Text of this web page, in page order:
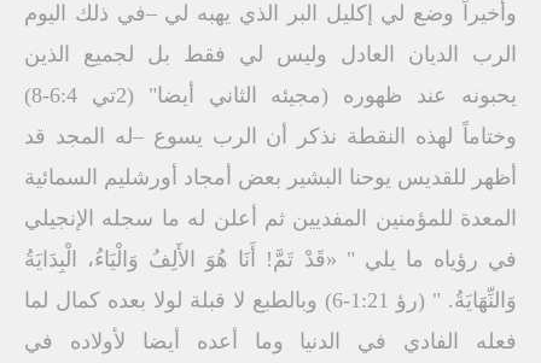
وأخيراً وضع لي إكليل البر الذي يهبه لي –في ذلك اليوم
الرب الديان العادل وليس لي فقط بل لجميع الذين
يحبونه عند ظهوره (مجيئه الثاني أيضا" (2تي 6:4-8)
وختاماً لهذه النقطة نذكر أن الرب يسوع –له المجد قد
أظهر للقديس يوحنا البشير بعض أمجاد أورشليم السمائية
المعدة للمؤمنين المفديين ثم أعلن له ما سجله الإنجيلي
في رؤياه ما يلي " «قَدْ تَمَّ! أَنَا هُوَ الأَلِفُ وَالْيَاءُ، الْبِدَايَةُ
وَالنِّهَايَةُ. " (رؤ 1:21-6) وبالطبع لا قبلة لولا بعده كمال لما
فعله الفادي في الدنيا وما أعده أيضا لأولاده في